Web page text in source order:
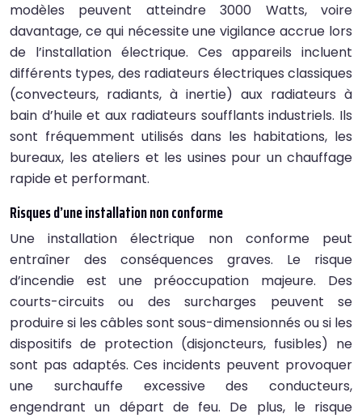
modèles peuvent atteindre 3000 Watts, voire
davantage, ce qui nécessite une vigilance accrue lors
de l’installation électrique. Ces appareils incluent
différents types, des radiateurs électriques classiques
(convecteurs, radiants, à inertie) aux radiateurs à
bain d’huile et aux radiateurs soufflants industriels. Ils
sont fréquemment utilisés dans les habitations, les
bureaux, les ateliers et les usines pour un chauffage
rapide et performant.
Risques d’une installation non conforme
Une installation électrique non conforme peut
entraîner des conséquences graves. Le risque
d’incendie est une préoccupation majeure. Des
courts-circuits ou des surcharges peuvent se
produire si les câbles sont sous-dimensionnés ou si les
dispositifs de protection (disjoncteurs, fusibles) ne
sont pas adaptés. Ces incidents peuvent provoquer
une surchauffe excessive des conducteurs,
engendrant un départ de feu. De plus, le risque